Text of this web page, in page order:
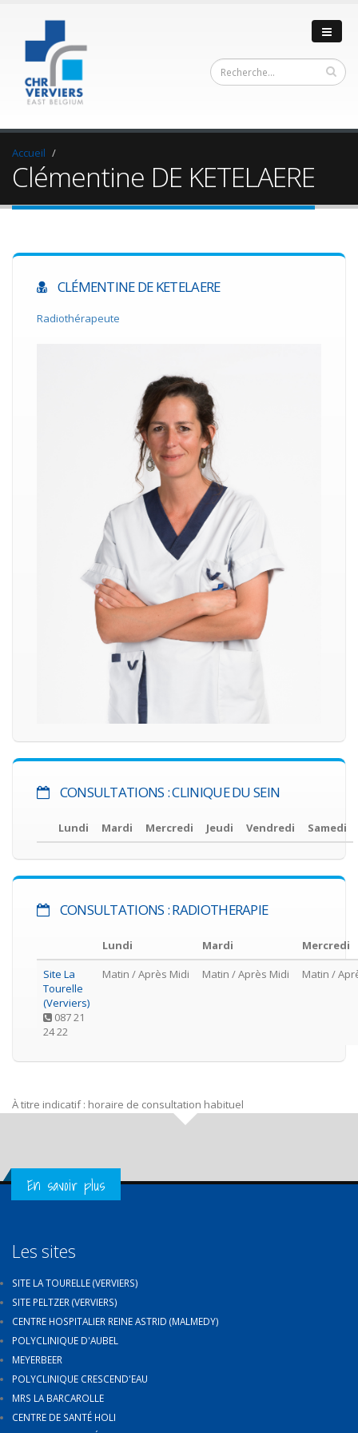
Accueil
Clémentine DE KETELAERE
CLÉMENTINE DE KETELAERE
Radiothérapeute
CONSULTATIONS : CLINIQUE DU SEIN
Lundi Mardi Mercredi Jeudi Vendredi Samedi
CONSULTATIONS : RADIOTHERAPIE
Lundi Mardi
Mercredi
Site La
Tourelle
(Verviers)
087 21
24 22
Matin / Après Midi Matin / Après Midi Matin /
À titre indicatif : horaire de consultation habituel
Get in Touch
En savoir plus
Les sites
SITE LA TOURELLE (VERVIERS)
SITE PELTZER (VERVIERS)
CENTRE HOSPITALIER REINE ASTRID (MALMEDY)
POLYCLINIQUE D'AUBEL
MEYERBEER
POLYCLINIQUE CRESCEND'EAU
MRS LA BARCAROLLE
CENTRE DE SANTÉ HOLI